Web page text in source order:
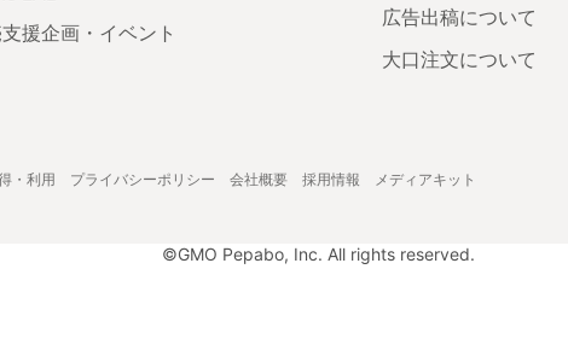
援企画・イベント
広告出稿について
大口注文について
・利用 プライバシーポリシー 会社概要 採用情報 メディアキット
©GMO Pepabo, Inc. All rights reserved.